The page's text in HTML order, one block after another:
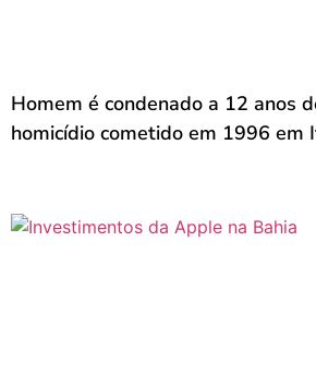
Homem é condenado a 12 anos
homicídio cometido em 1996 em